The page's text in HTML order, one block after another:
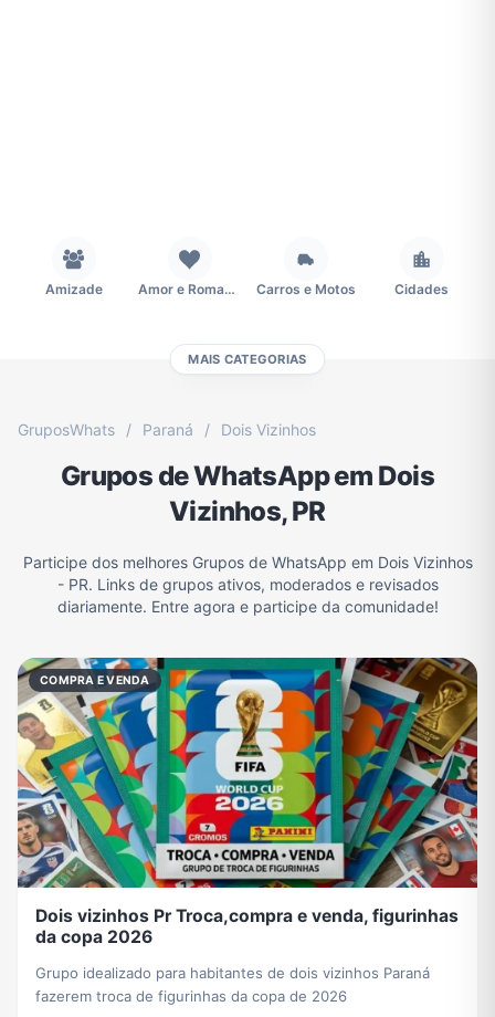
Amizade Amor e Romance Carros e Motos Cidades
Esportes Eventos Fãs
Filmes e Séries Frases e Mensagens Futebol Games e Jogos
Ganhar Dinheiro Imobiliária Memes, Engraçados e Zoeira Moda e Beleza
Música Namoro Notícias Outros
Política Profissões Receitas Redes Sociais
Religião
MAIS CATEGORIAS
GruposWhats / Paraná / Dois Vizinhos
Grupos de WhatsApp em Dois
Vizinhos, PR
Participe dos melhores Grupos de WhatsApp em Dois Vizinhos
- PR. Links de grupos ativos, moderados e revisados
diariamente. Entre agora e participe da comunidade!
COMPRA E VENDA
Dois vizinhos Pr Troca,compra e venda, figurinhas
da copa 2026
Grupo idealizado para habitantes de dois vizinhos Paraná
fazerem troca de figurinhas da copa de 2026